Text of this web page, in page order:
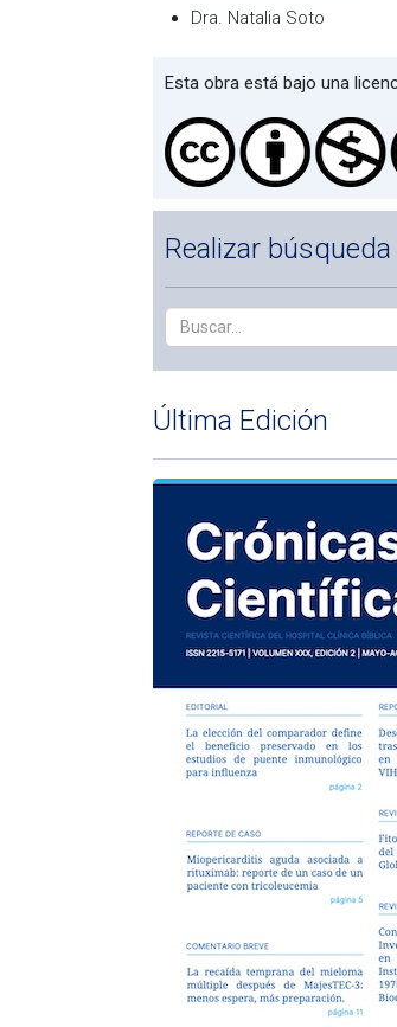
Dra. Natalia Soto
Esta obra está bajo una
Realizar búsqueda
Última Edición